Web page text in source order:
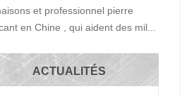
et professionnel pierre
en Chine , qui aident des mil...
ACTUALITÉS